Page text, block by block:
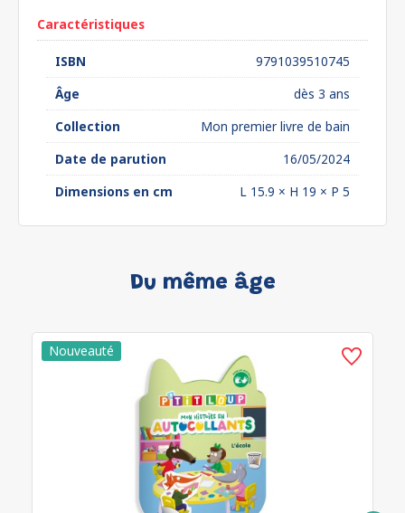
Caractéristiques
ISBN
9791039510745
Âge
dès 3 ans
Collection
Mon premier livre de bain
Date de parution
16/05/2024
Dimensions en cm
L 15.9 × H 19 × P 5
Du même âge